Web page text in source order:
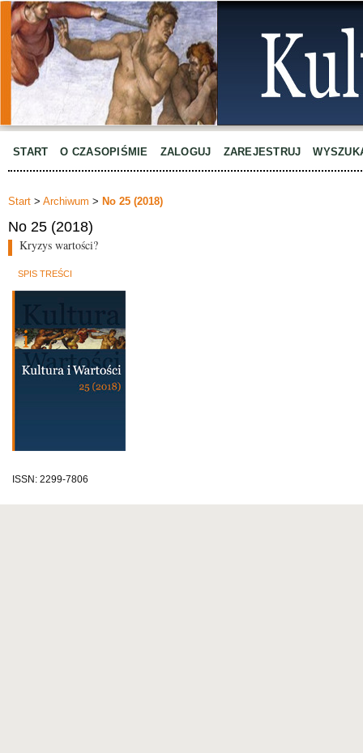
START O CZASOPIŚMIE ZALOGUJ ZAREJESTRUJ
Start > Archiwum > No 25 (2018)
No 25 (2018)
Kryzys wartości?
SPIS TREŚCI
ISSN: 2299-7806